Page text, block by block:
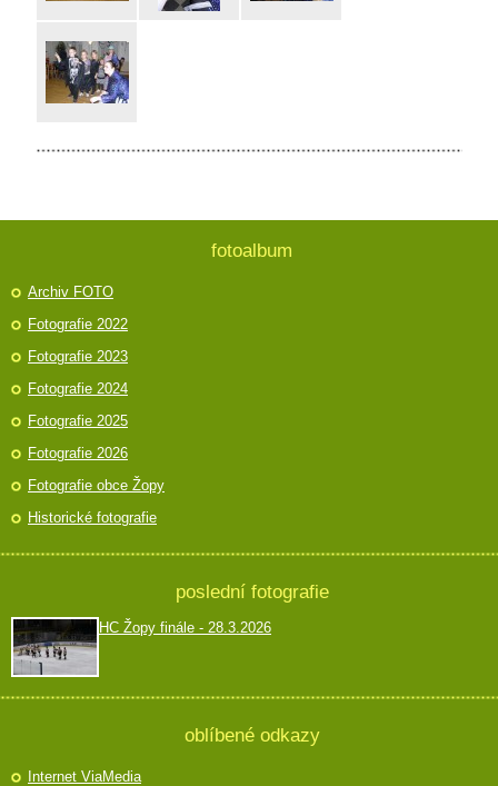
fotoalbum
Archiv FOTO
Fotografie 2022
Fotografie 2023
Fotografie 2024
Fotografie 2025
Fotografie 2026
Fotografie obce Žopy
Historické fotografie
poslední fotografie
HC Žopy finále - 28.3.2026
oblíbené odkazy
Internet ViaMedia